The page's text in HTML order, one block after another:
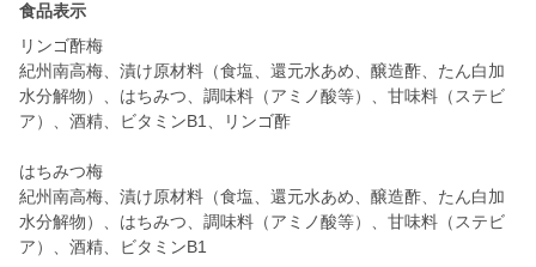
食品表示
リンゴ酢梅
紀州南高梅、漬け原材料（食塩、還元水あめ、醸造酢、たん白加
水分解物）、はちみつ、調味料（アミノ酸等）、甘味料（ステビ
ア）、酒精、ビタミンB1、リンゴ酢
はちみつ梅
紀州南高梅、漬け原材料（食塩、還元水あめ、醸造酢、たん白加
水分解物）、はちみつ、調味料（アミノ酸等）、甘味料（ステビ
ア）、酒精、ビタミンB1